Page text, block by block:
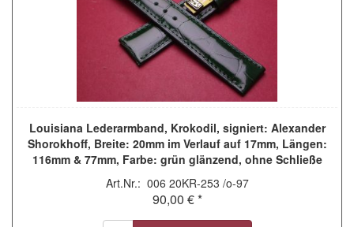
Louisiana Lederarmband, Krokodil, signiert: Alexander
Shorokhoff, Breite: 20mm im Verlauf auf 17mm, Längen:
116mm & 77mm, Farbe: grün glänzend, ohne Schließe
Art.Nr.: 006 20KR-253 /o-97
90,00 € *